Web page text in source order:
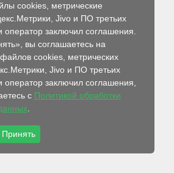
cookies, метрические
Jivo и ПО третьих
оператор заключил соглашения.
вы соглашаетесь на
cookies, метрических
Jivo и ПО третьих
оператор заключил соглашения,
с Политикой обработки
Принять